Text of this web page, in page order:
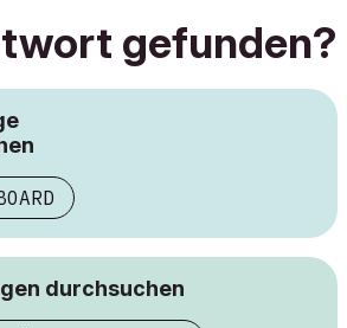
gefunden?
durchsuchen